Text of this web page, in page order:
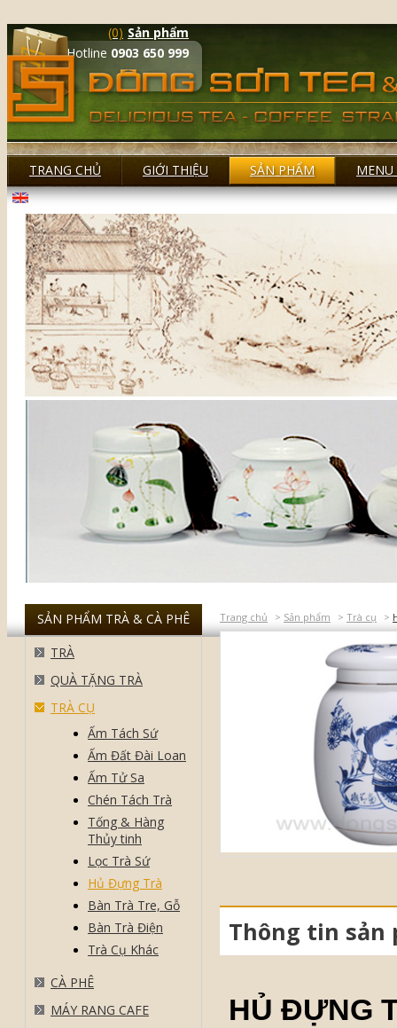
(0) Sản phẩm
Hotline 0903 650 999
TRANG CHỦ GIỚI THIỆU SẢN PHẨM MENU
SẢN PHẨM TRÀ & CÀ PHÊ
TRÀ
QUÀ TẶNG TRÀ
TRÀ CỤ
Ấm Tách Sứ
Ấm Đất Đài Loan
Ấm Tử Sa
Chén Tách Trà
Tống & Hàng
Thủy tinh
Lọc Trà Sứ
Hủ Đựng Trà
Bàn Trà Tre, Gỗ
Bàn Trà Điện
Trà Cụ Khác
CÀ PHÊ
MÁY RANG CAFE
Trang chủ > Sản phẩm > Trà cụ >
Thông tin sản
HỦ ĐỰNG